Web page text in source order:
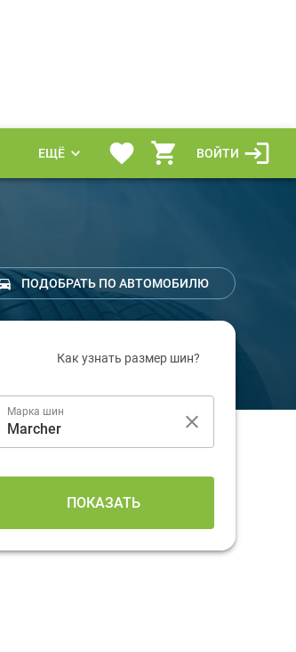
ЕЩЁ ВОЙТИ
ПОДОБРАТЬ ПО АВТОМОБИЛЮ
Как узнать размер шин?
Марка шин
ПОКАЗАТЬ